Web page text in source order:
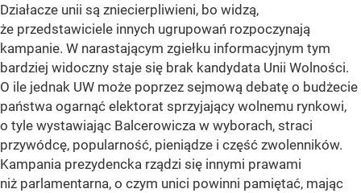
Działacze unii są zniecierpliwieni, bo widzą,
że przedstawiciele innych ugrupowań rozpoczynają
kampanie. W narastającym zgiełku informacyjnym tym
bardziej widoczny staje się brak kandydata Unii Wolności.
O ile jednak UW może poprzez sejmową debatę o budżecie
państwa ogarnąć elektorat sprzyjający wolnemu rynkowi,
o tyle wystawiając Balcerowicza w wyborach, straci
przywódcę, popularność, pieniądze i część zwolenników.
Kampania prezydencka rządzi się innymi prawami
niż parlamentarna, o czym unici powinni pamiętać, mając